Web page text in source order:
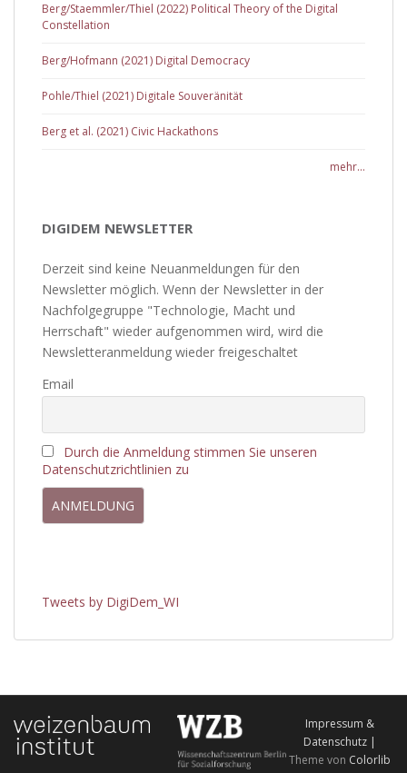
Berg/Staemmler/Thiel (2022) Political Theory of the Digital
Constellation
Berg/Hofmann (2021) Digital Democracy
Pohle/Thiel (2021) Digitale Souveränität
Berg et al. (2021) Civic Hackathons
mehr...
DIGIDEM NEWSLETTER
Derzeit sind keine Neuanmeldungen für den
Newsletter möglich. Wenn der Newsletter in der
Nachfolgegruppe "Technologie, Macht und
Herrschaft" wieder aufgenommen wird, wird die
Newsletteranmeldung wieder freigeschaltet
Email
Durch die Anmeldung stimmen Sie unseren
Datenschutzrichtlinien zu
Tweets by DigiDem_WI
Impressum &
Datenschutz |
Theme von Colorlib